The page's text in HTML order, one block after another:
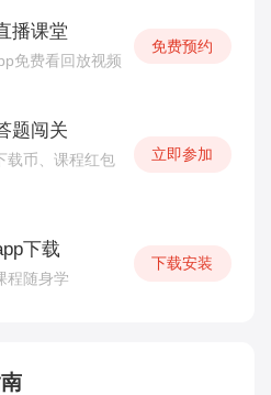
播课堂
免费看回放视频
免费预约
题闯关
载币、课程红包
立即参加
下载
程随身学
下载安装